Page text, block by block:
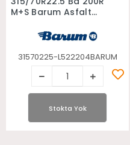
M+S Barum Asfalt
31570225-L522204BARUM
Stokta Yok